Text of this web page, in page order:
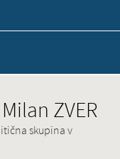
ZVER
skupina v